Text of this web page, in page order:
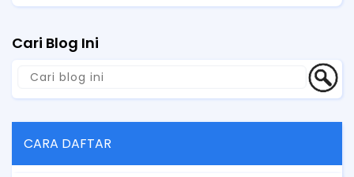
Cari Blog Ini
CARA DAFTAR